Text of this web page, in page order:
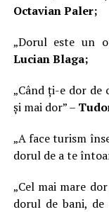
Octavian Paler;
„Dorul este un
Lucian Blaga;
„Când ți-e dor de
și mai dor” –
„A face turism
dorul de a te
„Cel mai mare
dorul de bani, de